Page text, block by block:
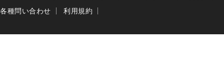
各種問い合わせ
利用規約